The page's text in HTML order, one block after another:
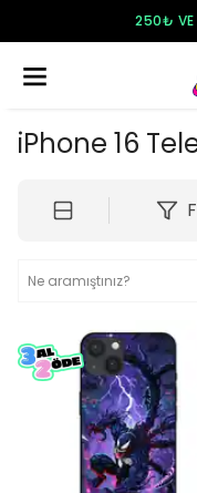
250₺ VE
iPhone 16